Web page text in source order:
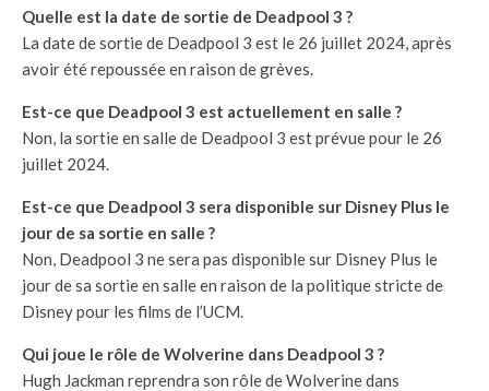
Quelle est la date de sortie de Deadpool 3 ?
La date de sortie de Deadpool 3 est le 26 juillet 2024, après
avoir été repoussée en raison de grèves.
Est-ce que Deadpool 3 est actuellement en salle ?
Non, la sortie en salle de Deadpool 3 est prévue pour le 26
juillet 2024.
Est-ce que Deadpool 3 sera disponible sur Disney Plus le
jour de sa sortie en salle ?
Non, Deadpool 3 ne sera pas disponible sur Disney Plus le
jour de sa sortie en salle en raison de la politique stricte de
Disney pour les films de l’UCM.
Qui joue le rôle de Wolverine dans Deadpool 3 ?
Hugh Jackman reprendra son rôle de Wolverine dans